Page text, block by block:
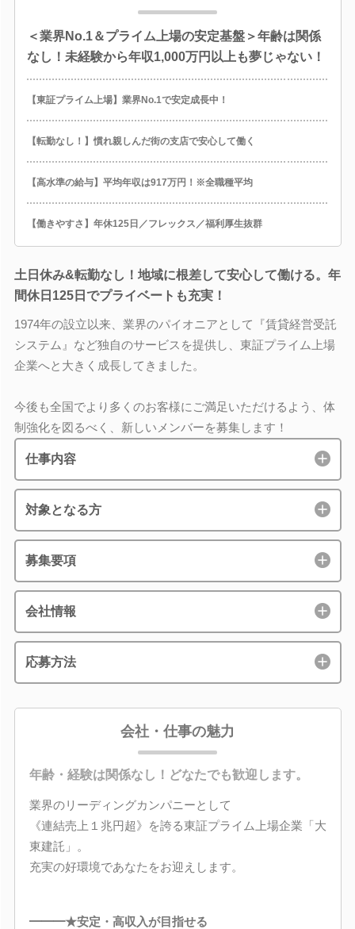
＜業界No.1＆プライム上場の安定基盤＞年齢は関係
なし！未経験から年収1,000万円以上も夢じゃない！
【東証プライム上場】業界No.1で安定成長中！
【転勤なし！】慣れ親しんだ街の支店で安心して働く
【高水準の給与】平均年収は917万円！※全職種平均
【働きやすさ】年休125日／フレックス／福利厚生抜群
土日休み&転勤なし！地域に根差して安心して働ける。年
間休日125日でプライベートも充実！
1974年の設立以来、業界のパイオニアとして『賃貸経営受託
システム』など独自のサービスを提供し、東証プライム上場
企業へと大きく成長してきました。
今後も全国でより多くのお客様にご満足いただけるよう、体
制強化を図るべく、新しいメンバーを募集します！
仕事内容
対象となる方
募集要項
会社情報
応募方法
会社・仕事の魅力
年齢・経験は関係なし！どなたでも歓迎します。
業界のリーディングカンパニーとして
《連結売上１兆円超》を誇る東証プライム上場企業「大
東建託」。
充実の好環境であなたをお迎えします。
━━━★安定・高収入が目指せる